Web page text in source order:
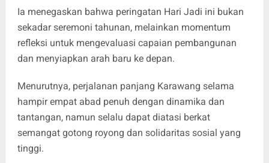
Ia menegaskan bahwa peringatan Hari Jadi ini bukan
sekadar seremoni tahunan, melainkan momentum
refleksi untuk mengevaluasi capaian pembangunan
dan menyiapkan arah baru ke depan.
Menurutnya, perjalanan panjang Karawang selama
hampir empat abad penuh dengan dinamika dan
tantangan, namun selalu dapat diatasi berkat
semangat gotong royong dan solidaritas sosial yang
tinggi.